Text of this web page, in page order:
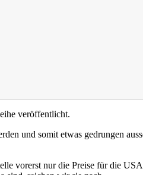
veröffentlicht.
und somit etwas gedrungen
vorerst nur die Preise für die